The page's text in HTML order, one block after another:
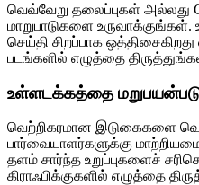
வெவ்வேறு தலைப்புகள் அல்லது
மாறுபாடுகளை
செய்தி சிறப்பாக
படங்களில் எழுத்தை
உள்ளடக்கத்தை
வெற்றிகரமான இடுகைகளை
பார்வையாளர்களுக்கு
தளம் சார்ந்த உறுப்புகளைச்
கிராஃபிக்குகளில் எழுத்தை